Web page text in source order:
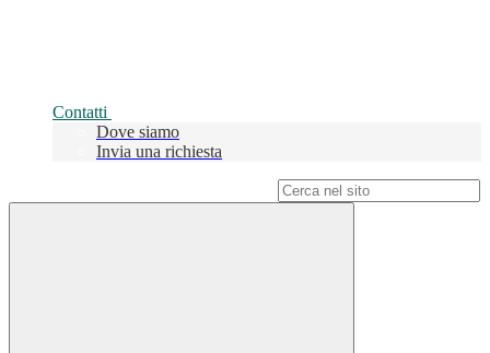
Contatti
Dove siamo
Invia una richiesta